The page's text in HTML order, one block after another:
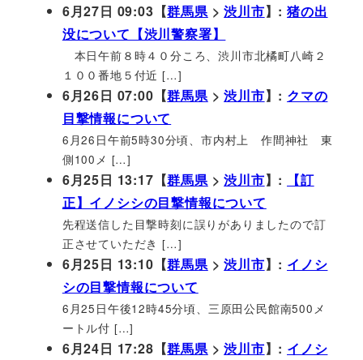
6月27日 09:03【群馬県>渋川市】:猪の出
没について【渋川警察署】
本日午前８時４０分ころ、渋川市北橘町八崎２
１００番地５付近 […]
6月26日 07:00【群馬県>渋川市】: クマの
目撃情報について
6月26日午前5時30分頃、市内村上 作間神社 東
側100メ […]
6月25日 13:17【群馬県>渋川市】:
【訂
正】イノシシの目撃情報について
先程送信した目撃時刻に誤りがありましたので訂
正させていただき […]
6月25日 13:10【群馬県>渋川市】: イノシ
シの目撃情報について
6月25日午後12時45分頃、三原田公民館南500メ
ートル付 […]
6月24日 17:28【群馬県>渋川市】: イノシ